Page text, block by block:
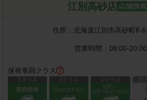
江別高砂店
住所： 北海道江別市高砂町8-6
営業時間： 08:00-20:00
保有車両クラス